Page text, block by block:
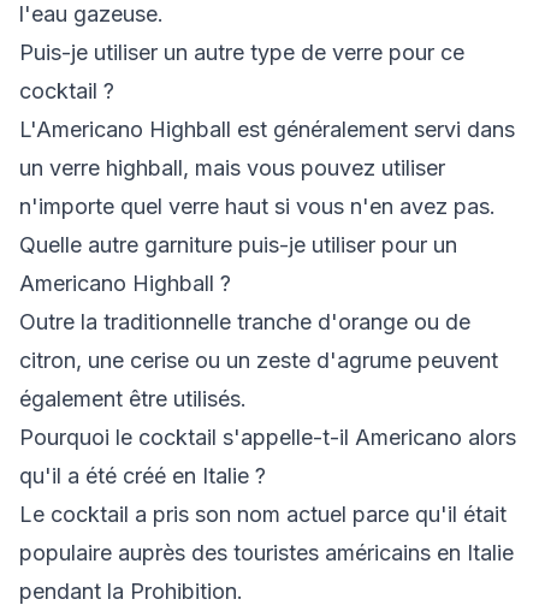
l'eau gazeuse.
Puis-je utiliser un autre type de verre pour ce
cocktail ?
L'Americano Highball est généralement servi dans
un verre highball, mais vous pouvez utiliser
n'importe quel verre haut si vous n'en avez pas.
Quelle autre garniture puis-je utiliser pour un
Americano Highball ?
Outre la traditionnelle tranche d'orange ou de
citron, une cerise ou un zeste d'agrume peuvent
également être utilisés.
Pourquoi le cocktail s'appelle-t-il Americano alors
qu'il a été créé en Italie ?
Le cocktail a pris son nom actuel parce qu'il était
populaire auprès des touristes américains en Italie
pendant la Prohibition.